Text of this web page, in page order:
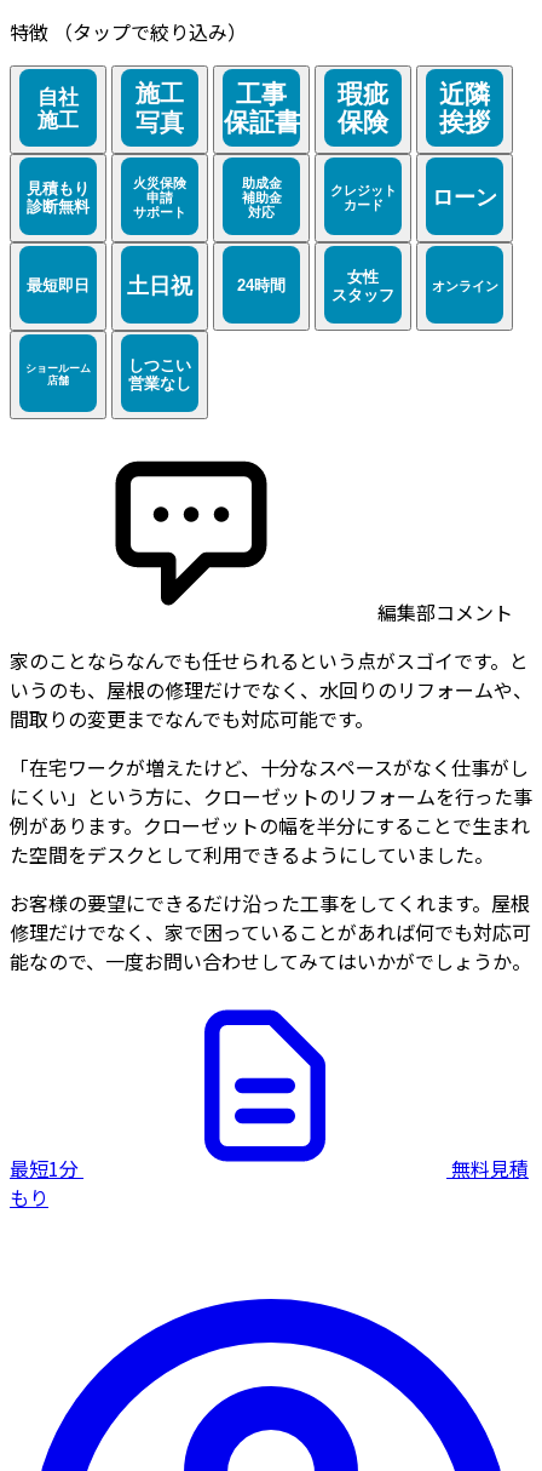
特徴
（タップで絞り込み）
編集部コメント
家のことならなんでも任せられるという点がスゴイです。と
いうのも、屋根の修理だけでなく、水回りのリフォームや、
間取りの変更までなんでも対応可能です。
「在宅ワークが増えたけど、十分なスペースがなく仕事がし
にくい」という方に、クローゼットのリフォームを行った事
例があります。クローゼットの幅を半分にすることで生まれ
た空間をデスクとして利用できるようにしていました。
お客様の要望にできるだけ沿った工事をしてくれます。屋根
修理だけでなく、家で困っていることがあれば何でも対応可
能なので、一度お問い合わせしてみてはいかがでしょうか。
最短1分
無料見積
もり